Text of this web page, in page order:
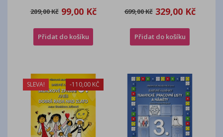
209,00 Kč 99,00 Kč
Přidat do košíku
699,00 Kč 329,00 Kč
Přidat do košíku
SLEVA! -110,00 KČ